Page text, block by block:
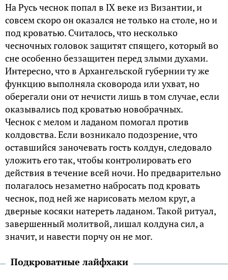
На Русь чеснок попал в IX веке из Византии, и
совсем скоро он оказался не только на столе, но и
под кроватью. Считалось, что несколько
чесночных головок защитят спящего, который во
сне особенно беззащитен перед злыми духами.
Интересно, что в Архангельской губернии ту же
функцию выполняла сковорода или ухват, но
оберегали они от нечисти лишь в том случае, если
оказывались под кроватью новобрачных.
Чеснок с мелом и ладаном помогал против
колдовства. Если возникало подозрение, что
оставшийся заночевать гость колдун, следовало
уложить его так, чтобы контролировать его
действия в течение всей ночи. Но предварительно
полагалось незаметно набросать под кровать
чеснок, под ней же нарисовать мелом круг, а
дверные косяки натереть ладаном. Такой ритуал,
завершенный молитвой, лишал колдуна сил, а
значит, и навести порчу он не мог.
Подкроватные лайфхаки